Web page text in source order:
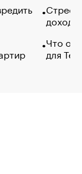
Что
для